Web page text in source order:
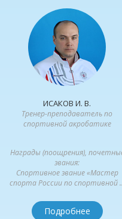
ИСАКОВ И. В.
Тренер-преподаватель по
спортивной акробатике
Награды (поощрения),
звания:
Спортивное звание «Мастер
спорта России по спортивной
Подробнее